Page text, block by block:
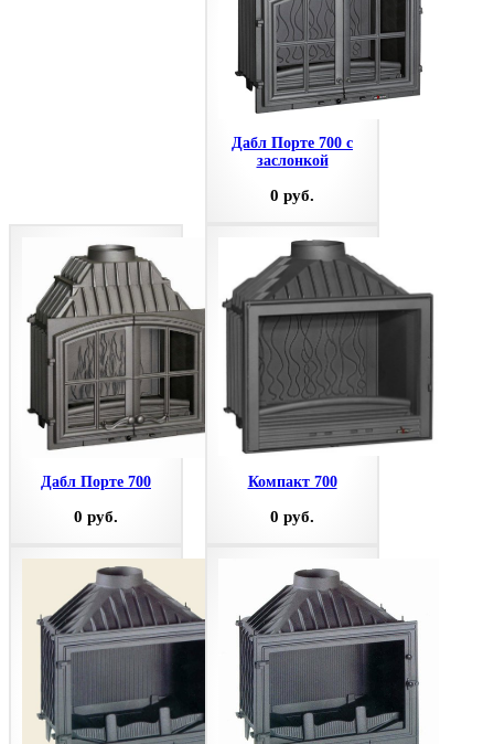
Дабл Порте 700 с
заслонкой
0 руб.
Дабл Порте 700
0 руб.
Компакт 700
0 руб.